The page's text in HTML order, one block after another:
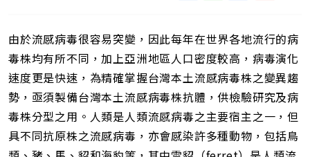
短
網
址
頁
由於流感病毒很容易突變，因此每年在世界各地流行的病
毒株均有所不同，加上亞洲地區人口密度較高，病毒演化
速度更是快速，為精確掌握台灣本土流感病毒株之變異趨
勢，亟須製備台灣本土流感病毒株抗體，供檢驗研究及病
毒株分型之用。人類是人類流感病毒之主要宿主之一，但
具不同抗原株之流感病毒，亦會感染許多種動物，包括鳥